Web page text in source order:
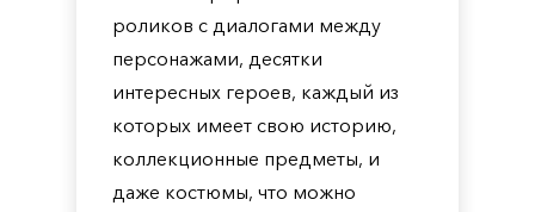
роликов с диалогами между
персонажами, десятки
интересных героев, каждый из
которых имеет свою историю,
коллекционные предметы, и
даже костюмы, что можно